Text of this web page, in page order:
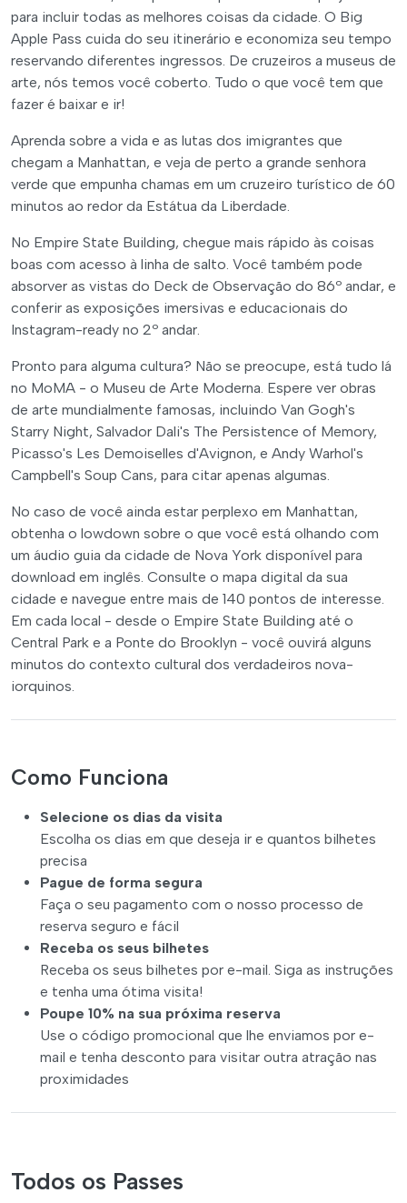
para incluir todas as melhores coisas da cidade. O Big
Apple Pass cuida do seu itinerário e economiza seu tempo
reservando diferentes ingressos. De cruzeiros a museus de
arte, nós temos você coberto. Tudo o que você tem que
fazer é baixar e ir!
Aprenda sobre a vida e as lutas dos imigrantes que
chegam a Manhattan, e veja de perto a grande senhora
verde que empunha chamas em um cruzeiro turístico de 60
minutos ao redor da Estátua da Liberdade.
No Empire State Building, chegue mais rápido às coisas
boas com acesso à linha de salto. Você também pode
absorver as vistas do Deck de Observação do 86º andar, e
conferir as exposições imersivas e educacionais do
Instagram-ready no 2º andar.
Pronto para alguma cultura? Não se preocupe, está tudo lá
no MoMA - o Museu de Arte Moderna. Espere ver obras
de arte mundialmente famosas, incluindo Van Gogh's
Starry Night, Salvador Dali's The Persistence of Memory,
Picasso's Les Demoiselles d'Avignon, e Andy Warhol's
Campbell's Soup Cans, para citar apenas algumas.
No caso de você ainda estar perplexo em Manhattan,
obtenha o lowdown sobre o que você está olhando com
um áudio guia da cidade de Nova York disponível para
download em inglês. Consulte o mapa digital da sua
cidade e navegue entre mais de 140 pontos de interesse.
Em cada local - desde o Empire State Building até o
Central Park e a Ponte do Brooklyn - você ouvirá alguns
minutos do contexto cultural dos verdadeiros nova-
iorquinos.
Como Funciona
Selecione os dias da visita
Escolha os dias em que deseja ir e quantos bilhetes
precisa
Pague de forma segura
Faça o seu pagamento com o nosso processo de
reserva seguro e fácil
Receba os seus bilhetes
Receba os seus bilhetes por e-mail. Siga as instruções
e tenha uma ótima visita!
Poupe 10% na sua próxima reserva
Use o código promocional que lhe enviamos por e-
mail e tenha desconto para visitar outra atração nas
proximidades
Todos os Passes